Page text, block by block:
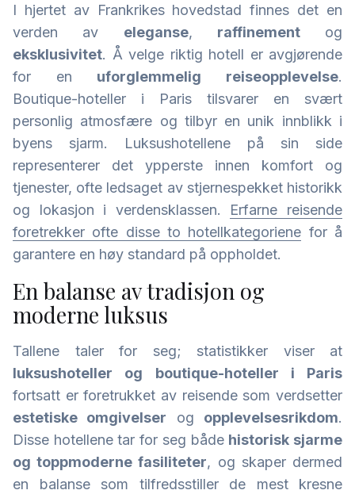
I hjertet av Frankrikes hovedstad finnes det en
verden av eleganse, raffinementog
eksklusivitet. Å velge riktig hotell er avgjørende
for en uforglemmelig reiseopplevelse.
Boutique-hoteller i Paris tilsvarer en svært
personlig atmosfære og tilbyr en unik innblikk i
byens sjarm. Luksushotellene på sin side
representerer det ypperste innen komfort og
tjenester, ofte ledsaget av stjernespekket historikk
og lokasjon i verdensklassen. Erfarne reisende
foretrekker ofte disse to hotellkategoriene for å
garantere en høy standard på oppholdet.
En balanse av tradisjon og
moderne luksus
Tallene taler for seg; statistikker viser at
luksushoteller og boutique-hoteller i Paris
fortsatt er foretrukket av reisende som verdsetter
estetiske omgivelser og opplevelsesrikdom.
Disse hotellene tar for seg både historisk sjarme
og toppmoderne fasiliteter, og skaper dermed
en balanse som tilfredsstiller de mest kresne